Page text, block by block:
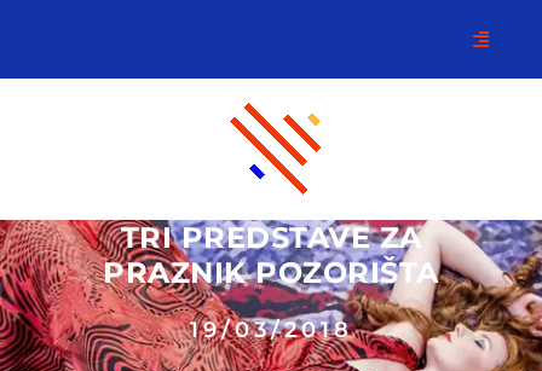
TRI PREDSTAVE ZA
PRAZNIK POZORIŠTA
19/03/2018